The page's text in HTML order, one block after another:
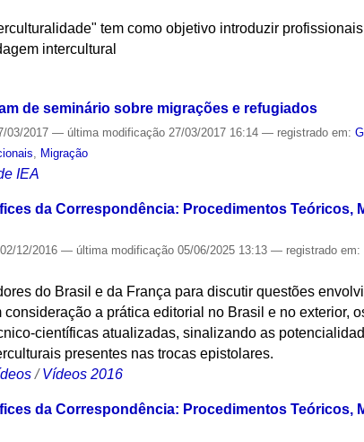
tem como objetivo introduzir
intercultural
de seminário sobre migrações e refugiados
03/2017— última modificação 27/03/2017 16:14— registrado em:
, Migração
IEA
da Correspondência: Procedimentos Teóricos,
02/12/2016— última modificação 05/06/2025 13:13— registrado em:
do Brasil e da França para discutir questões
a prática editorial no Brasil e no exterior,
científicas atualizadas, sinalizando as
presentes nas trocas epistolares.
/Vídeos 2016
da Correspondência: Procedimentos Teóricos,